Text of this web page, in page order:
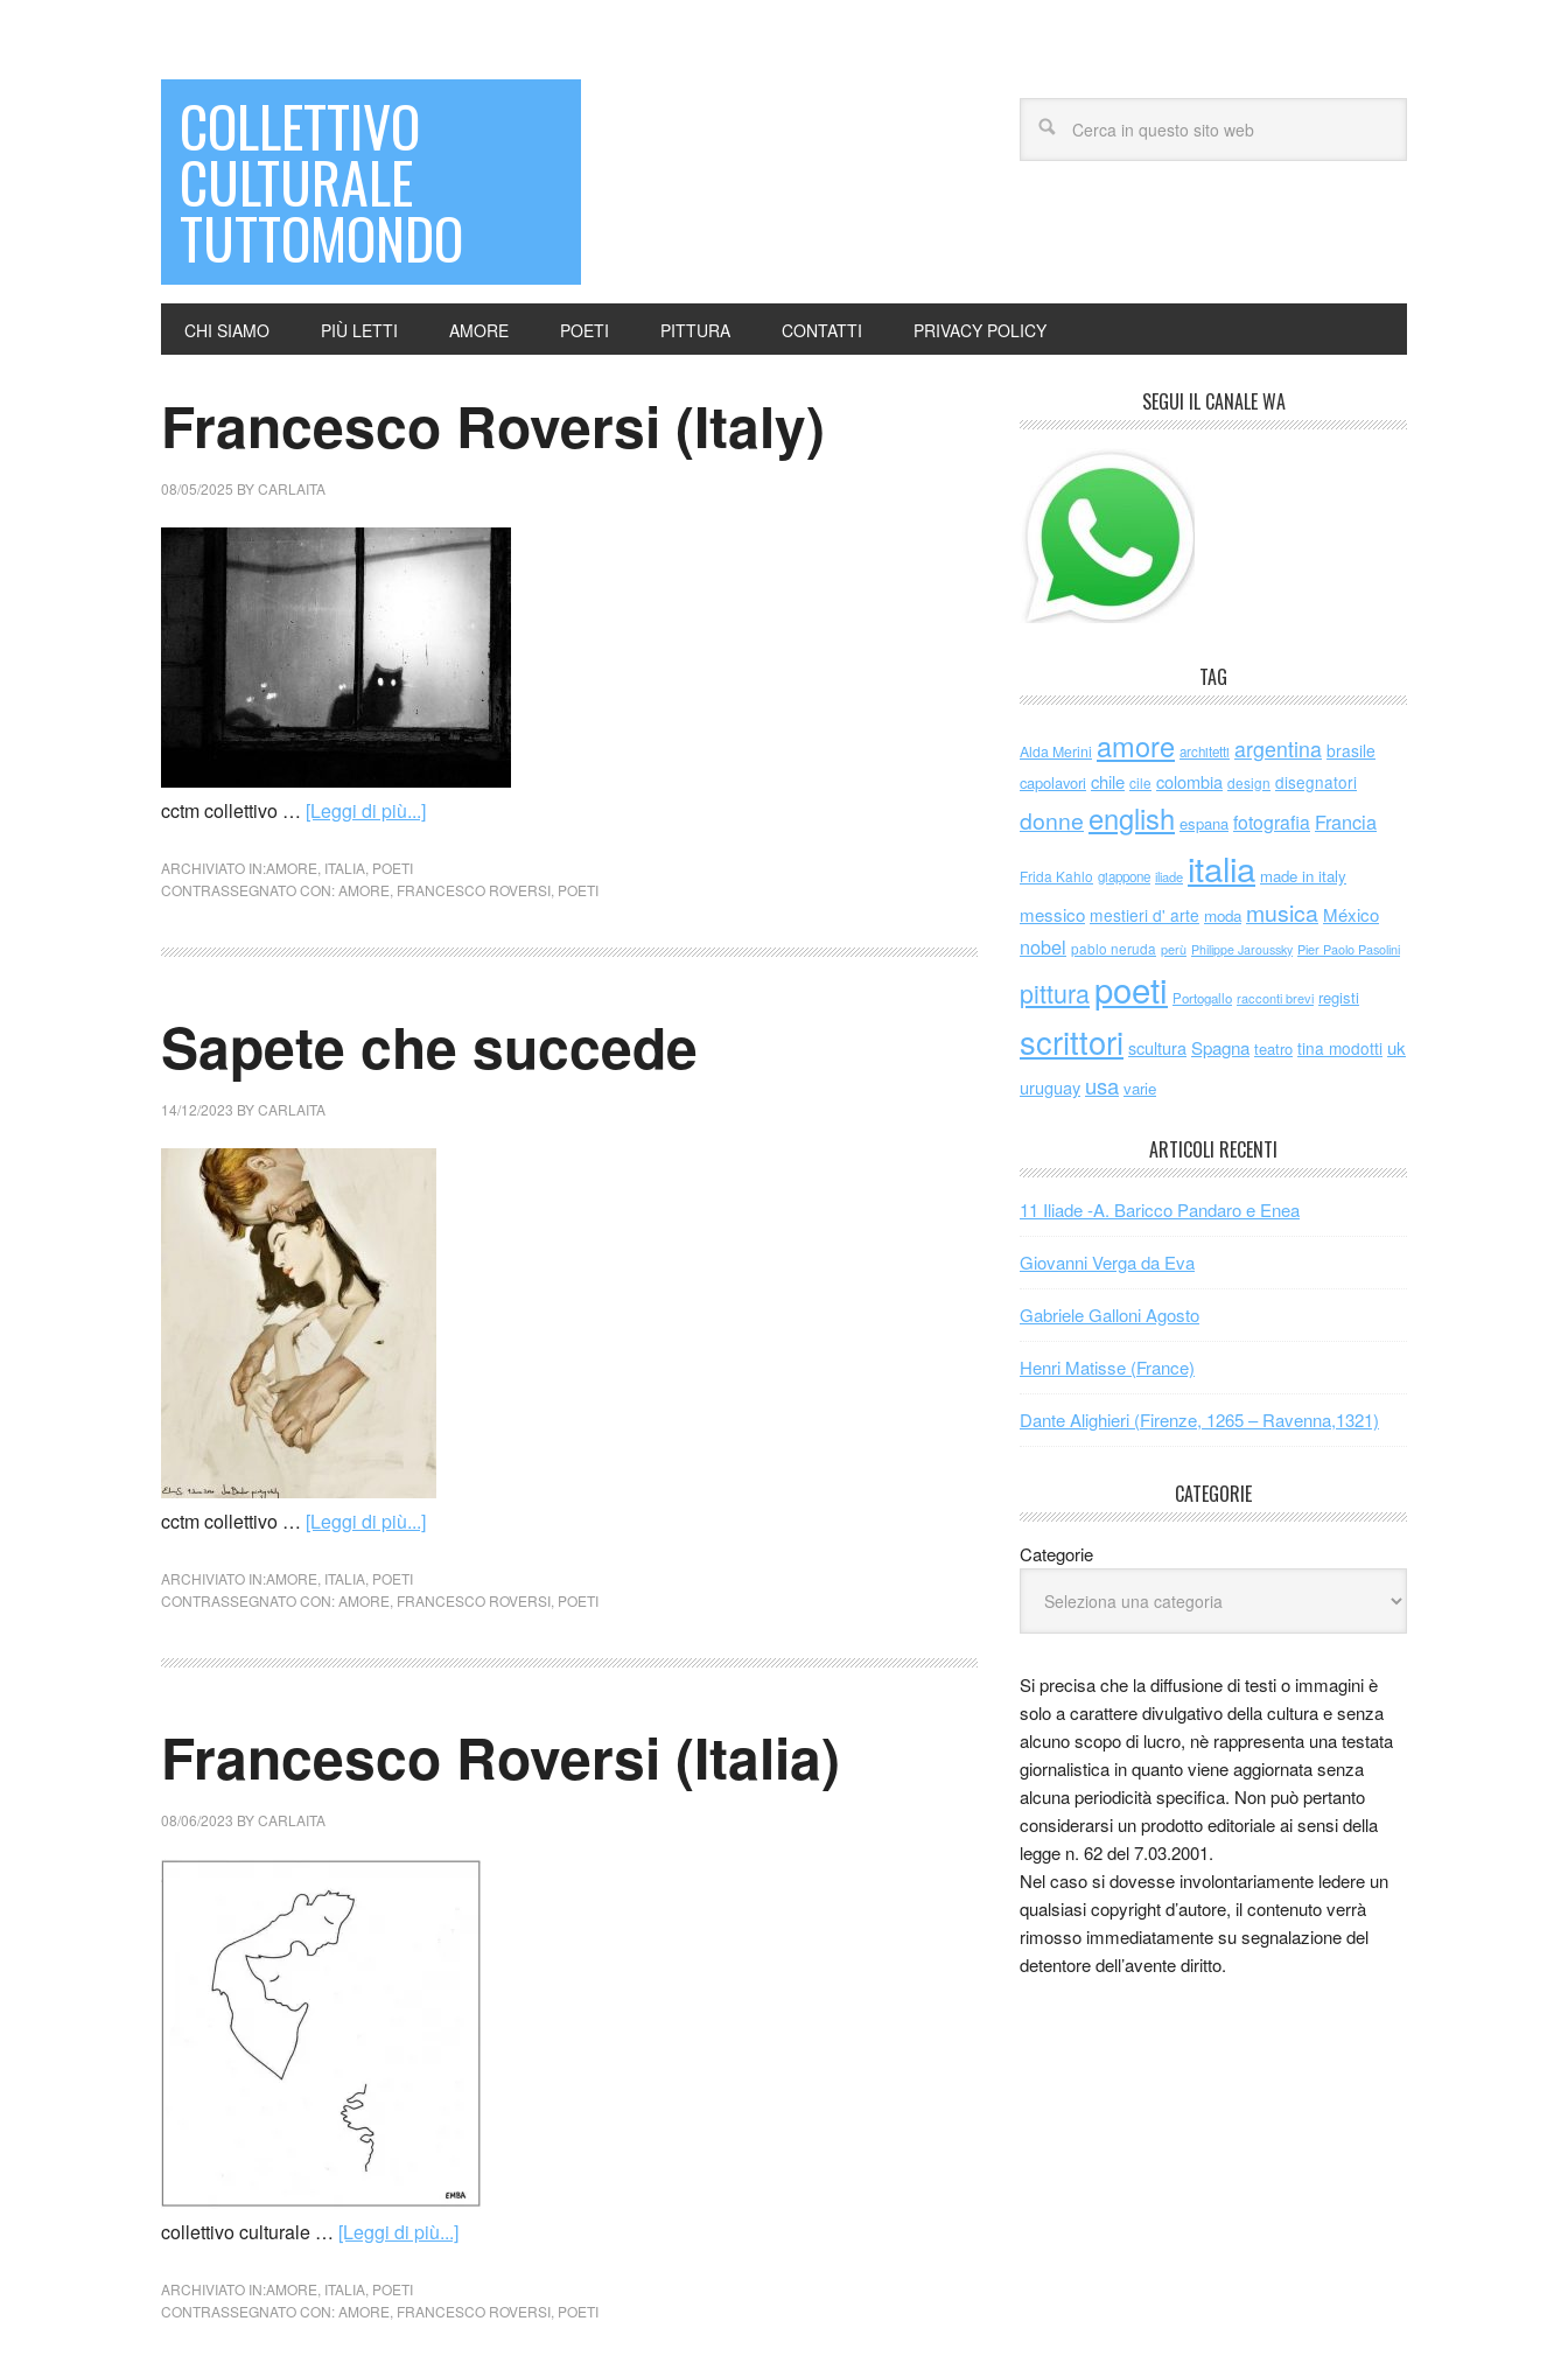
COLLETTIVO
CULTURALE
TUTTOMONDO
CHI SIAMO PIÙ LETTI AMORE POETI PITTURA CONTATTI PRIVACY POLICY
Francesco Roversi (Italy)
08/05/2025 BYCARLAITA
cctm collettivo … [Leggi di più...]
ARCHIVIATO IN:AMORE ITALIA POETI
CONTRASSEGNATO CON:AMORE FRANCESCO ROVERSI POETI
Sapete che succede
14/12/2023 BYCARLAITA
cctm collettivo … [Leggi di più...]
ARCHIVIATO IN:AMORE ITALIA POETI
CONTRASSEGNATO CON:AMORE FRANCESCO ROVERSI POETI
Francesco Roversi (Italia)
08/06/2023 BYCARLAITA
collettivo culturale … [Leggi di più...]
ARCHIVIATO IN:AMORE ITALIA POETI
CONTRASSEGNATO CON:AMORE FRANCESCO ROVERSI POETI
SEGUI IL CANALE WA
TAG
Alda Merini amore architetti argentina brasile
capolavori chile cile colombia design disegnatori
donne english espana fotografia Francia
Frida Kahlo giappone iliade italia made in italy
messico mestieri d' arte moda musica México
nobel pablo neruda perù Philippe Jaroussky Pier Paolo Pasolini
pitturapoeti Portogallo racconti brevi registi
scrittori scultura Spagna teatro tina modotti uk
uruguay usa varie
ARTICOLI RECENTI
11 Iliade -A. Baricco Pandaro e Enea
Giovanni Verga da Eva
Gabriele Galloni Agosto
Henri Matisse (France)
Dante Alighieri (Firenze, 1265 – Ravenna,1321)
CATEGORIE
Categorie
Si precisa che la diffusione di testi o immagini è
solo a carattere divulgativo della cultura e senza
alcuno scopo di lucro, nè rappresenta una testata
giornalistica in quanto viene aggiornata senza
alcuna periodicità specifica. Non può pertanto
considerarsi un prodotto editoriale ai sensi della
legge n. 62 del 7.03.2001.
Nel caso si dovesse involontariamente ledere un
qualsiasi copyright d’autore, il contenuto verrà
rimosso immediatamente su segnalazione del
detentore dell’avente diritto.